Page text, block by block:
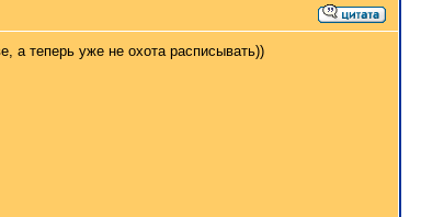
а теперь уже не охота расписывать))